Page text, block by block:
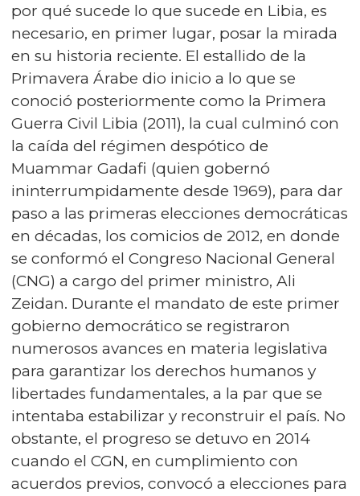
por qué sucede lo que sucede en Libia, es
necesario, en primer lugar, posar la mirada
en su historia reciente. El estallido de la
Primavera Árabe dio inicio a lo que se
conoció posteriormente como la Primera
Guerra Civil Libia (2011), la cual culminó con
la caída del régimen despótico de
Muammar Gadafi (quien gobernó
ininterrumpidamente desde 1969), para dar
paso a las primeras elecciones democráticas
en décadas, los comicios de 2012, en donde
se conformó el Congreso Nacional General
(CNG) a cargo del primer ministro, Ali
Zeidan. Durante el mandato de este primer
gobierno democrático se registraron
numerosos avances en materia legislativa
para garantizar los derechos humanos y
libertades fundamentales, a la par que se
intentaba estabilizar y reconstruir el país. No
obstante, el progreso se detuvo en 2014
cuando el CGN, en cumplimiento con
acuerdos previos, convocó a elecciones para